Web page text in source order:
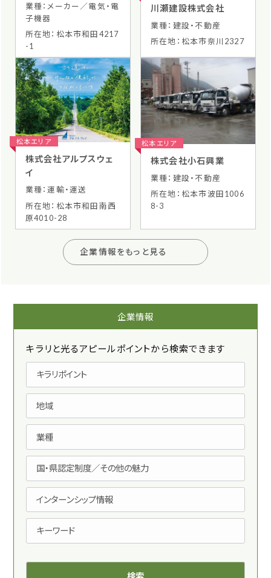
業種：メーカー／電気・電
子機器
所在地：松本市和田4217
-1
川瀬建設株式会社
業種：建設・不動産
所在地：松本市奈川2327
松本エリア
株式会社アルプスウェ
イ
業種：運輸・運送
所在地：松本市和田南西
原4010-28
松本エリア
株式会社小石興業
業種：建設・不動産
所在地：松本市波田1006
8-3
企業情報をもっと見る
企業情報
キラリと光るアピールポイントから検索できます